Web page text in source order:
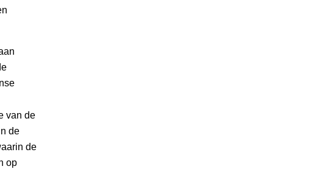
van de
de
de
op